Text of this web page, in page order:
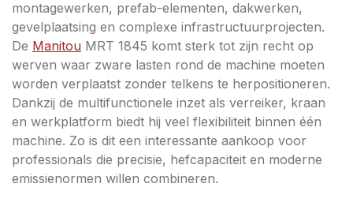
montagewerken, prefab-elementen, dakwerken,
gevelplaatsing en complexe infrastructuurprojecten.
De Manitou MRT 1845 komt sterk tot zijn recht op
werven waar zware lasten rond de machine moeten
worden verplaatst zonder telkens te herpositioneren.
Dankzij de multifunctionele inzet als verreiker, kraan
en werkplatform biedt hij veel flexibiliteit binnen één
machine. Zo is dit een interessante aankoop voor
professionals die precisie, hefcapaciteit en moderne
emissienormen willen combineren.